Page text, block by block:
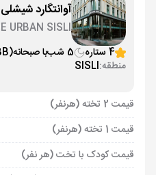
آوانتگارد شیشلی
URBAN SISLI
4 ستاره
5 شب با صبحانه(BB)
منطقه:SISLI
قیمت 2 تخته (هرنفر)
قیمت 1 تخته (هرنفر)
قیمت کودک با تخت (هر نفر)